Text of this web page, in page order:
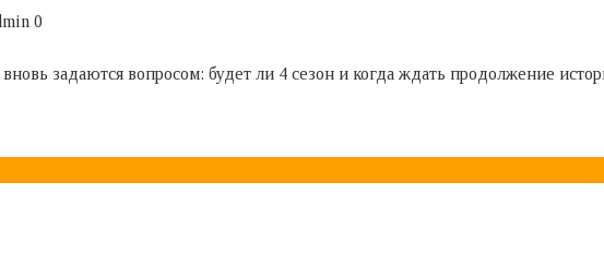
0
задаются вопросом: будет ли 4 сезон и когда ждать продолжение